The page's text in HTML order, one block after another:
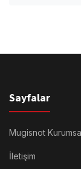
Sayfalar
Mugisnot
İletişim